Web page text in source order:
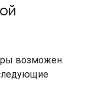
возможен.